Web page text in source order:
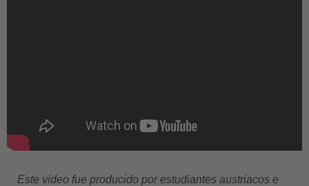
Este video fue producido por estudiantes austriacos e